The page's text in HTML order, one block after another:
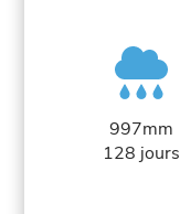
997mm
128 jours